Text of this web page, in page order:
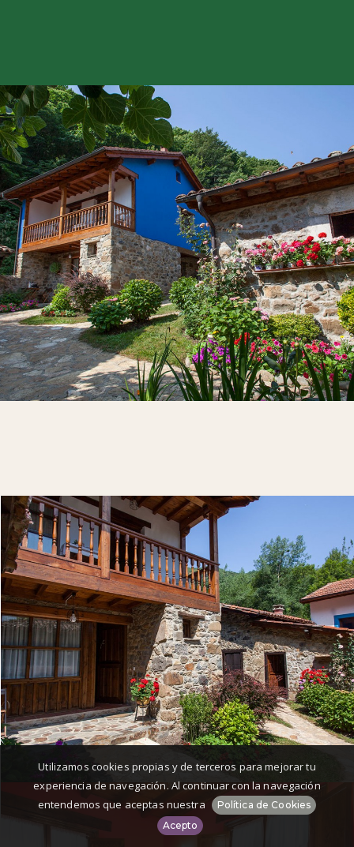
Utilizamos cookies propias y de terceros para mejorar tu
experiencia de navegación. Al continuar con la navegación
entendemos que aceptas nuestra
Política de Cookies
Acepto